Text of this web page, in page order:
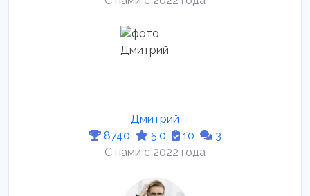
Дмитрий
8740
5.0 10
3
С нами с 2022 года